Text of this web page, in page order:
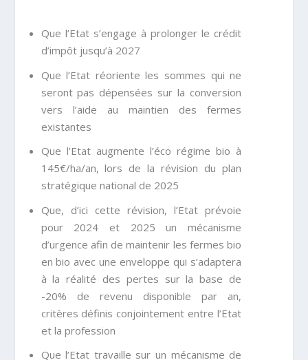
Que l’Etat s’engage à prolonger le crédit
d’impôt jusqu’à 2027
Que l’Etat réoriente les sommes qui ne
seront pas dépensées sur la conversion
vers l’aide au maintien des fermes
existantes
Que l’Etat augmente l’éco régime bio à
145€/ha/an, lors de la révision du plan
stratégique national de 2025
Que, d’ici cette révision, l’Etat prévoie
pour 2024 et 2025 un mécanisme
d’urgence afin de maintenir les fermes bio
en bio avec une enveloppe qui s’adaptera
à la réalité des pertes sur la base de
-20% de revenu disponible par an,
critères définis conjointement entre l’Etat
et la profession
Que l’Etat travaille sur un mécanisme de